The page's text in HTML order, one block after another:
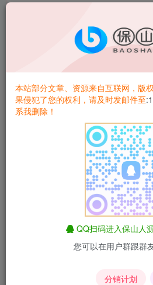
可以解析API接口的链接还是不错
很久的分享给大家玩就是单纯接口
集或者删除
本站部分文章、资源来自互联网，版
果侵犯了您的权利，请及时发邮件至
系我删除！
QQ扫码进入保山人
您可以在用户群跟群
分销计划